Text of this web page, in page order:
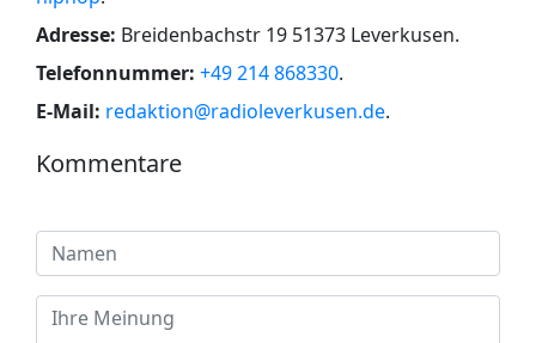
Adresse: Breidenbachstr 19 51373 Leverkusen.
Telefonnummer: +49 214 868330.
E-Mail: redaktion@radioleverkusen.de.
Kommentare